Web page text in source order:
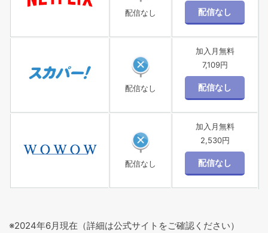
配信なし
配信なし
加入月無料
7,109円
配信なし
加入月無料
2,530円
※2024年6月現在（詳細は公式サイトをご確認ください）